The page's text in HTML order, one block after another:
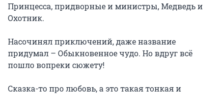
Принцесса, придворные и министры, Медведь и
Охотник.
Насочинял приключений, даже название
придумал – Обыкновенное чудо. Но вдруг всё
пошло вопреки сюжету!
Сказка-то про любовь, а это такая тонкая и